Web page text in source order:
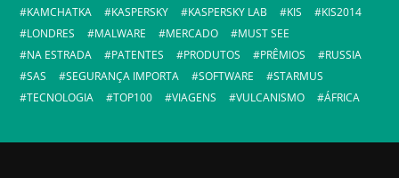
KAMCHATKA
KASPERSKY KASPERSKY LAB KIS
KIS2014
LONDRES
MALWARE MERCADO
MUST SEE
NA ESTRADA
PATENTES PRODUTOS PRÊMIOS
RUSSIA
SAS
SEGURANÇA IMPORTA SOFTWARE
STARMUS
TECNOLOGIA
TOP100 VIAGENS VULCANISMO ÁFRICA